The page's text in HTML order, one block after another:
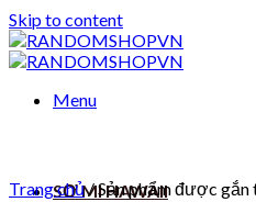
Skip to content
Menu
SƠ MI HAWAII
Trang chủ/Sản phẩm được gắn